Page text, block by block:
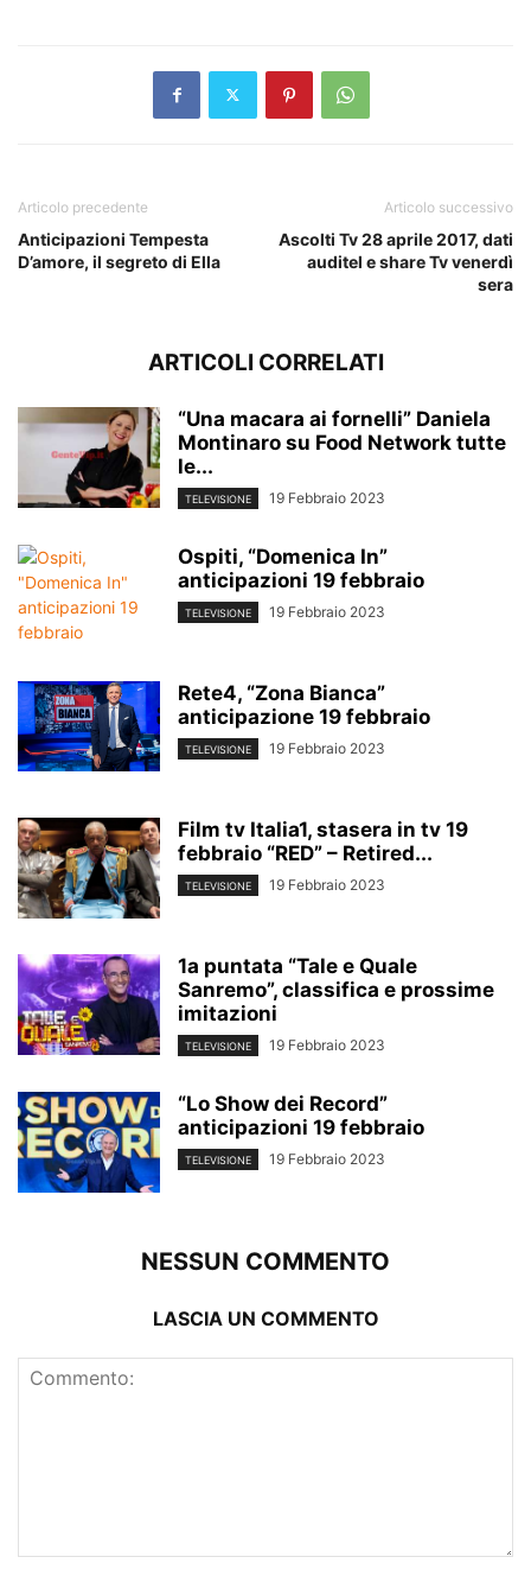
Articolo precedente
Anticipazioni Tempesta
D’amore, il segreto di Ella
Articolo successivo
Ascolti Tv 28 aprile 2017, dati
auditel e share Tv venerdì
sera
ARTICOLI CORRELATI
“Una macara ai fornelli” Daniela
Montinaro su Food Network tutte
le...
TELEVISIONE 19 Febbraio 2023
Ospiti, “Domenica In”
anticipazioni 19 febbraio
TELEVISIONE 19 Febbraio 2023
Rete4, “Zona Bianca”
anticipazione 19 febbraio
TELEVISIONE 19 Febbraio 2023
Film tv Italia1, stasera in tv 19
febbraio “RED” – Retired...
TELEVISIONE 19 Febbraio 2023
1a puntata “Tale e Quale
Sanremo”, classifica e prossime
imitazioni
TELEVISIONE 19 Febbraio 2023
“Lo Show dei Record”
anticipazioni 19 febbraio
TELEVISIONE 19 Febbraio 2023
NESSUN COMMENTO
LASCIA UN COMMENTO